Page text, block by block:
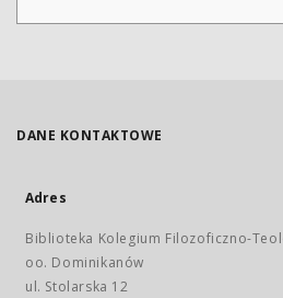
DANE KONTAKTOWE
Adres
Biblioteka Kolegium Filozoficzno-
oo. Dominikanów
ul. Stolarska 12